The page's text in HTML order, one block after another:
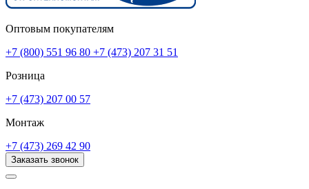
Оптовым покупателям
+7 (800) 551 96 80 +7 (473) 207 31 51
Розница
+7 (473) 207 00 57
Монтаж
+7 (473) 269 42 90
Заказать звонок